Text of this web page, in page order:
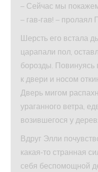
– Сейчас мы
– гав‑гав! – пролаял
Шерсть его встала
царапали пол,
борозды. Повинуясь
к двери и носом
Дверь мигом
ураганного ветра,
возившегося у
Вдруг Элли
какая‑то странная
себя беспомощной